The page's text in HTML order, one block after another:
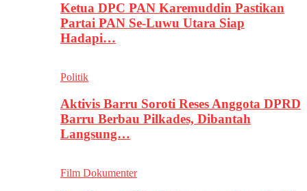
Ketua DPC PAN Karemuddin Pastikan
Partai PAN Se-Luwu Utara Siap
Hadapi…
Politik
Aktivis Barru Soroti Reses Anggota DPRD
Barru Berbau Pilkades, Dibantah
Langsung…
Film Dokumenter